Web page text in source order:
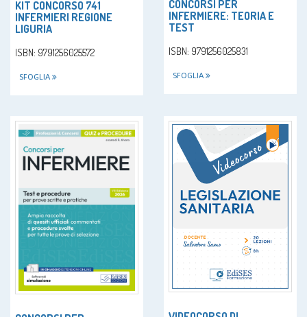
KIT CONCORSO 741
INFERMIERI REGIONE
LIGURIA
ISBN: 9791256025572
SFOGLIA
CONCORSI PER
INFERMIERE: TEORIA E
TEST
ISBN: 9791256025831
SFOGLIA